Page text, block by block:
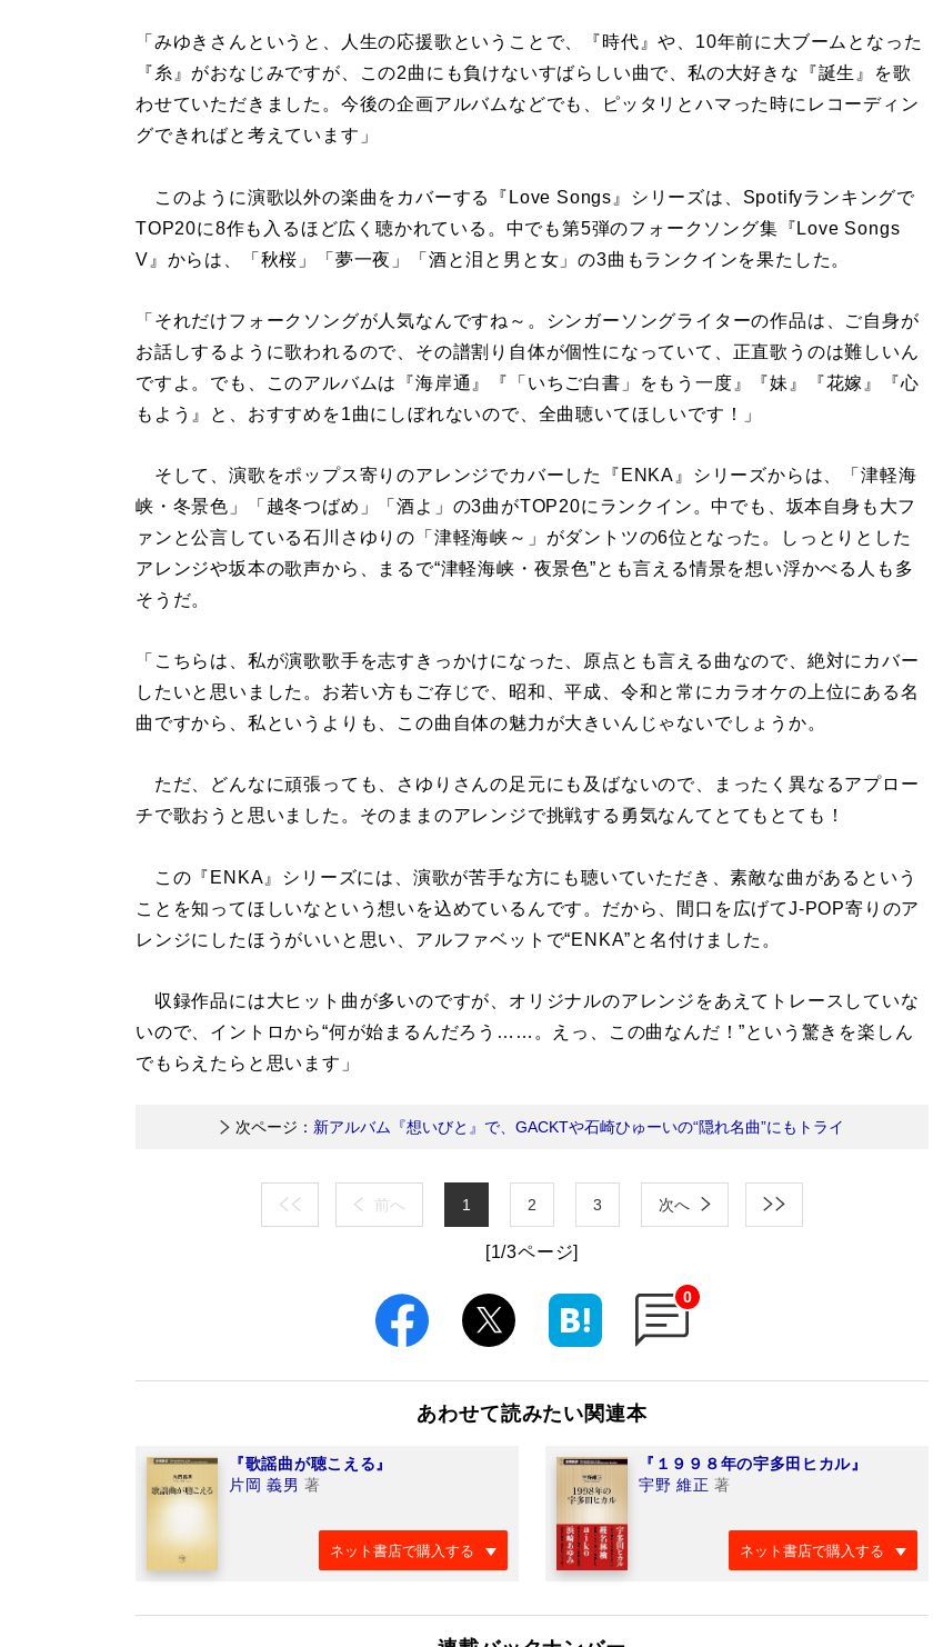
「みゆきさんというと、人生の応援歌ということで、『時代』や、10年前に大ブームとなった
『糸』がおなじみですが、この2曲にも負けないすばらしい曲で、私の大好きな『誕生』を歌
わせていただきました。今後の企画アルバムなどでも、ピッタリとハマった時にレコーディン
グできればと考えています」
このように演歌以外の楽曲をカバーする『Love Songs』シリーズは、Spotifyランキングで
TOP20に8作も入るほど広く聴かれている。中でも第5弾のフォークソング集『Love Songs
V』からは、「秋桜」「夢一夜」「酒と泪と男と女」の3曲もランクインを果たした。
「それだけフォークソングが人気なんですね～。シンガーソングライターの作品は、ご自身が
お話しするように歌われるので、その譜割り自体が個性になっていて、正直歌うのは難しいん
ですよ。でも、このアルバムは『海岸通』『「いちご白書」をもう一度』『妹』『花嫁』『心
もよう』と、おすすめを1曲にしぼれないので、全曲聴いてほしいです！」
そして、演歌をポップス寄りのアレンジでカバーした『ENKA』シリーズからは、「津軽海
峡・冬景色」「越冬つばめ」「酒よ」の3曲がTOP20にランクイン。中でも、坂本自身も大フ
ァンと公言している石川さゆりの「津軽海峡～」がダントツの6位となった。しっとりとした
アレンジや坂本の歌声から、まるで“津軽海峡・夜景色”とも言える情景を想い浮かべる人も多
そうだ。
「こちらは、私が演歌歌手を志すきっかけになった、原点とも言える曲なので、絶対にカバー
したいと思いました。お若い方もご存じで、昭和、平成、令和と常にカラオケの上位にある名
曲ですから、私というよりも、この曲自体の魅力が大きいんじゃないでしょうか。
ただ、どんなに頑張っても、さゆりさんの足元にも及ばないので、まったく異なるアプロー
チで歌おうと思いました。そのままのアレンジで挑戦する勇気なんてとてもとても！
この『ENKA』シリーズには、演歌が苦手な方にも聴いていただき、素敵な曲があるという
ことを知ってほしいなという想いを込めているんです。だから、間口を広げてJ-POP寄りのア
レンジにしたほうがいいと思い、アルファベットで“ENKA”と名付けました。
収録作品には大ヒット曲が多いのですが、オリジナルのアレンジをあえてトレースしていな
いので、イントロから“何が始まるんだろう……。えっ、この曲なんだ！”という驚きを楽しん
でもらえたらと思います」
次ページ： 新アルバム『想いびと』で、GACKTや石崎ひゅーいの“隠れ名曲”にもトライ
前へ 1 2 3 次へ
[1/3ページ]
0
あわせて読みたい関連本
『歌謡曲が聴こえる』
片岡 義男 著
ネット書店で購入する
『１９９８年の宇多田ヒカル』
宇野 維正 著
ネット書店で購入する